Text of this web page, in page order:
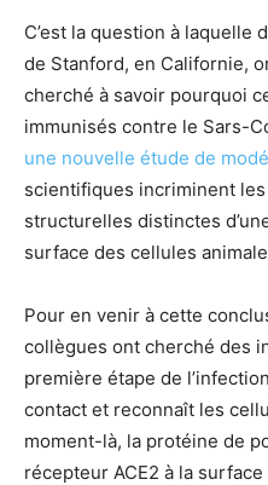
C’est la question à laquelle
de Stanford, en Californie,
cherché à savoir pourquoi
immunisés contre le Sars-
une nouvelle étude de
scientifiques incriminent
structurelles distinctes
surface des cellules
Pour en venir à cette
collègues ont cherché des
première étape de
contact et reconnaît les
moment-là, la protéine de
récepteur ACE2 à la